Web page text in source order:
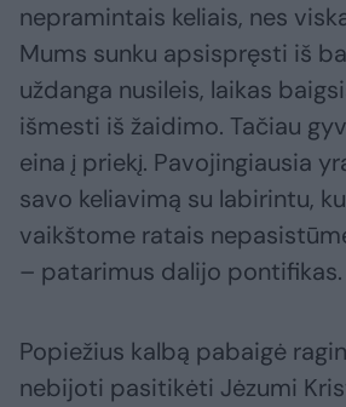
nepramintais keliais, nes
Mums sunku apsispręsti iš
uždanga nusileis, laikas
išmesti iš žaidimo. Tačiau
eina į priekį. Pavojingiausia
savo keliavimą su labirintu,
vaikštome ratais
– patarimus dalijo pontifikas.
Popiežius kalbą pabaigė
nebijoti pasitikėti Jėzumi